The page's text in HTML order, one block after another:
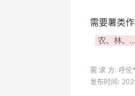
需要薯类
农、林、
需 求 方: 呼
发布时间: